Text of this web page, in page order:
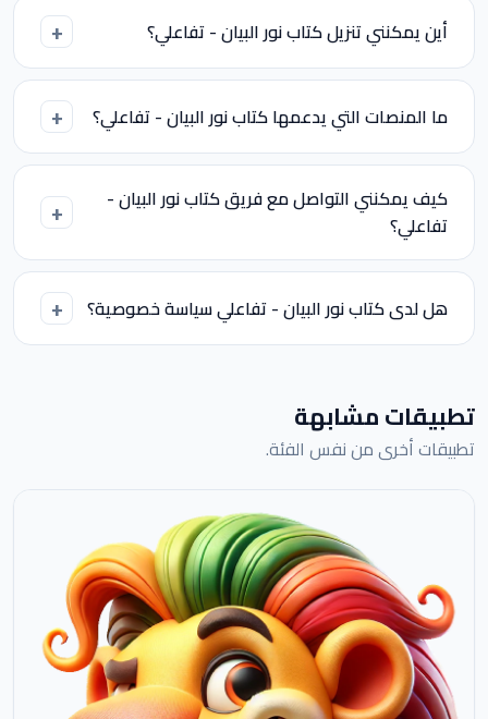
أين يمكنني تنزيل كتاب نور البيان - تفاعلي؟
ما المنصات التي يدعمها كتاب نور البيان - تفاعلي؟
كيف يمكنني التواصل مع فريق كتاب نور البيان -
تفاعلي؟
هل لدى كتاب نور البيان - تفاعلي سياسة خصوصية؟
تطبيقات مشابهة
تطبيقات أخرى من نفس الفئة.